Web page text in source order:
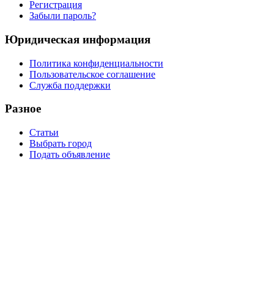
Регистрация
Забыли пароль?
Юридическая информация
Политика конфиденциальности
Пользовательское соглашение
Служба поддержки
Разное
Статьи
Выбрать город
Подать объявление